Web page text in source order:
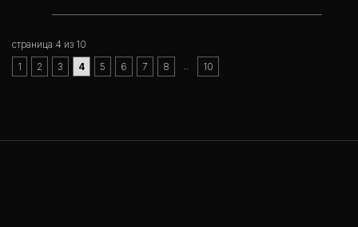
страница 4 из 10
1
2 3 4 5 6 7 8 10